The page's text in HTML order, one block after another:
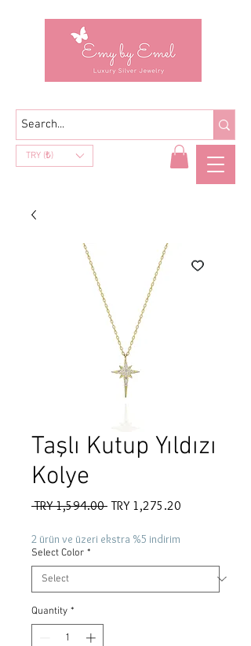
TRY (₺)
Taşlı Kutup Yıldızı
Kolye
TRY 1,594.00 Regular
TRY 1,275.20
2 ürün ve üzeri ekstra %5 indirim
Select Color *
Quantity *